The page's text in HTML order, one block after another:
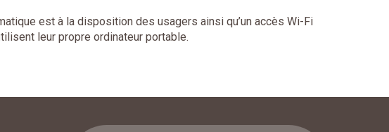
est à la disposition des usagers ainsi qu’un accès Wi-Fi
leur propre ordinateur portable.